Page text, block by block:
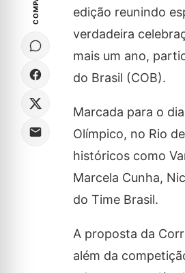
edição reunindo
verdadeira
mais um ano,
do Brasil (COB).
Marcada para o
Olímpico, no Rio
históricos como
Marcela Cunha,
do Time Brasil.
A proposta da
além da